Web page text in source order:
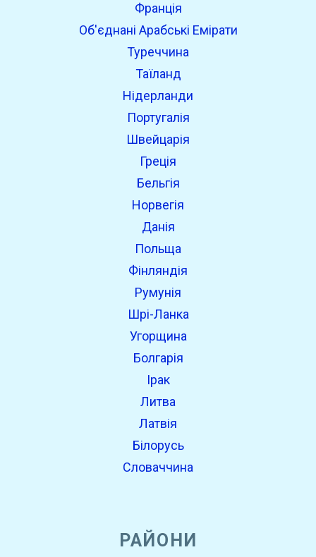
Франція
Об'єднані Арабські Емірати
Туреччина
Таїланд
Нідерланди
Португалія
Швейцарія
Греція
Бельгія
Норвегія
Данія
Польща
Фінляндія
Румунія
Шрі-Ланка
Угорщина
Болгарія
Ірак
Литва
Латвія
Білорусь
Словаччина
РАЙОНИ